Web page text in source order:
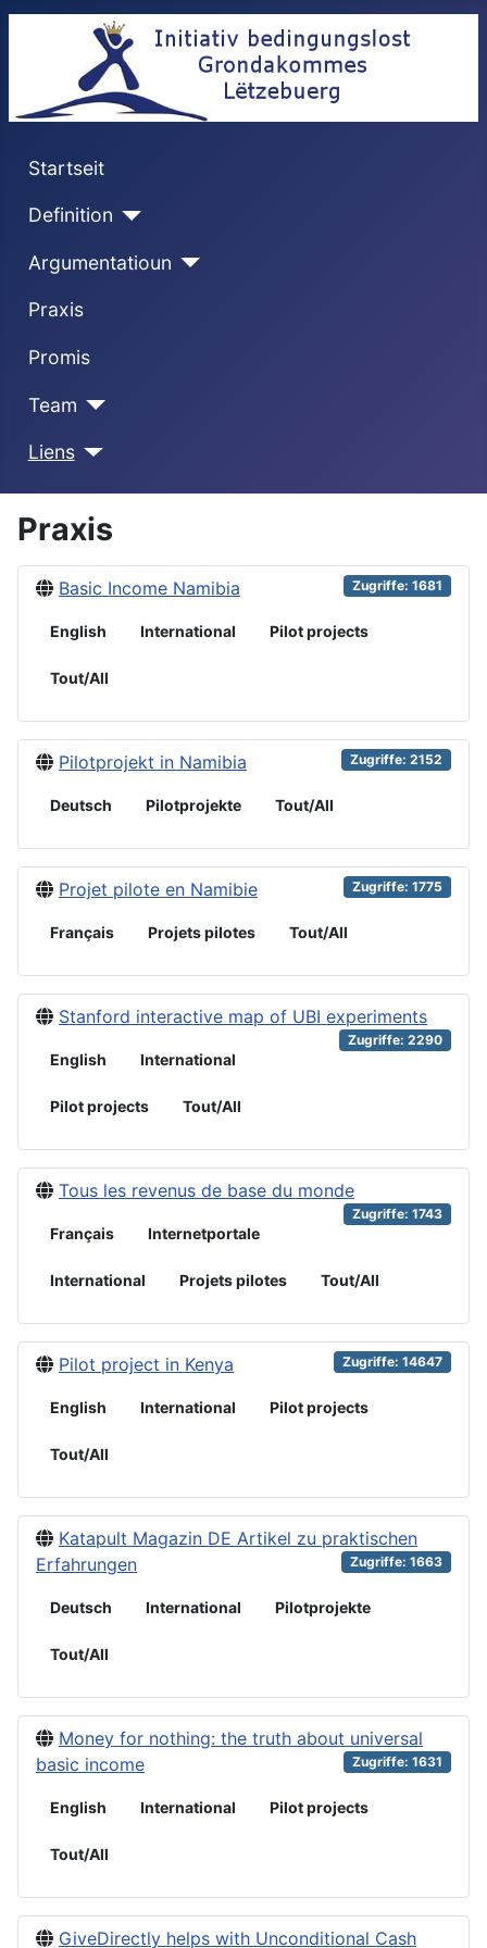
Startseit
Definition
Argumentatioun
Praxis
Promis
Team
Liens
Praxis
Basic Income Namibia Zugriffe: 1681
English International Pilot projects
Tout/All
Pilotprojekt in Namibia Zugriffe: 2152
Deutsch Pilotprojekte Tout/All
Projet pilote en Namibie Zugriffe: 1775
Français Projets pilotes Tout/All
Stanford interactive map of UBI experiments
Zugriffe: 2290
English International
Pilot projects Tout/All
Tous les revenus de base du monde
Zugriffe: 1743
Français Internetportale
International Projets pilotes Tout/All
Pilot project in Kenya Zugriffe: 14647
English International Pilot projects
Tout/All
Katapult Magazin DE Artikel zu praktischen
Erfahrungen
Zugriffe: 1663
Deutsch International Pilotprojekte
Tout/All
Money for nothing: the truth about universal
basic income
Zugriffe: 1631
English International Pilot projects
Tout/All
GiveDirectly helps with Unconditional Cash